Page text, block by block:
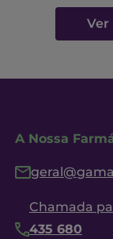
Ver
A Nossa
Chamada
435 680